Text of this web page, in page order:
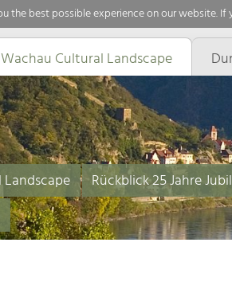
the best possible experience on our website.
Wachau Cultural Landscape
Rückblick 25 Jahre